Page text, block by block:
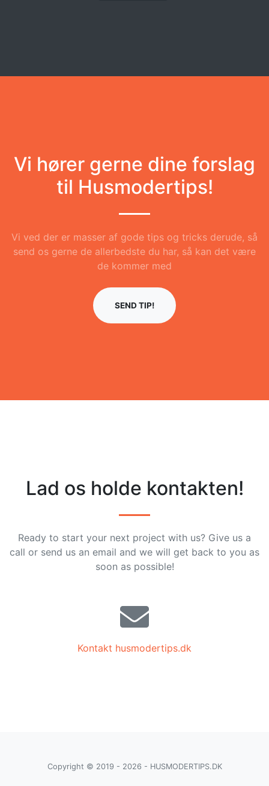
Vi hører gerne dine forslag
til Husmodertips!
Vi ved der er masser af gode tips og tricks derude, så
send os gerne de allerbedste du har, så kan det være
de kommer med
SEND TIP!
Lad os holde kontakten!
Ready to start your next project with us? Give us a
call or send us an email and we will get back to you as
soon as possible!
Kontakt husmodertips.dk
Copyright © 2019 - 2026 - HUSMODERTIPS.DK